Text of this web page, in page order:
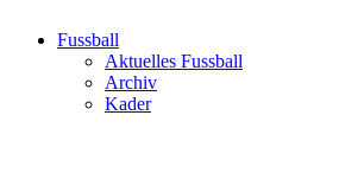
Fussball
Aktuelles Fussball
Archiv
Kader